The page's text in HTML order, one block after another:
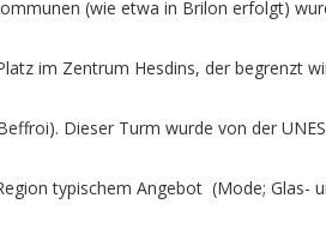
(wie etwa in Brilon erfolgt)
im Zentrum Hesdins, der begrenzt
Dieser Turm wurde von der
typischem Angebot (Mode; Glas-